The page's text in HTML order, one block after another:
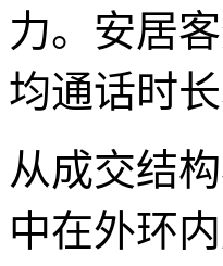
力。安居
均通话时
从成交结
中在外环